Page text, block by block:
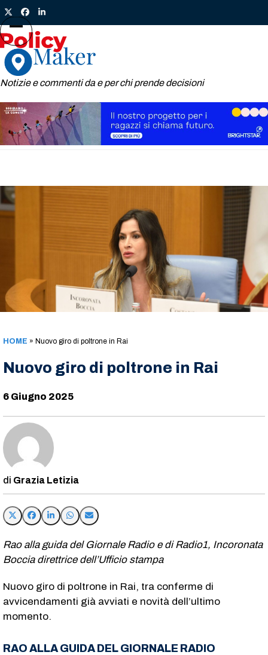
Skip
to
content
TwitterFacebook
LinkedIn
Notizie e commenti da e per chi prende decisioni
Open
mobile
menu
Close
mobile
menu
HOME » Nuovo giro di poltrone in Rai
Nuovo giro di poltrone in Rai
6 Giugno 2025
Grazia Letizia
Rao alla guida del Giornale Radio e di Radio1, Incoronata
Boccia direttrice dell’Ufficio stampa
Nuovo giro di poltrone in Rai, tra conferme di
avvicendamenti già avviati e novità dell’ultimo
momento.
RAO ALLA GUIDA DEL GIORNALE RADIO